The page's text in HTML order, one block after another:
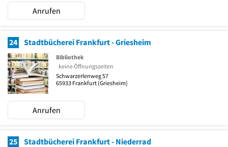
Anrufen
24 Stadtbücherei Frankfurt - Griesheim
Bibliothek
keine Öffnungszeiten
Schwarzerlenweg 57
65933 Frankfurt (Griesheim)
Anrufen
25 Stadtbücherei Frankfurt - Niederrad